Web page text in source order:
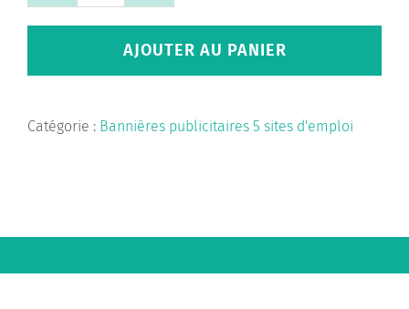
de
Bannières
publicitaires
|
AJOUTER AU PANIER
Catégorie : Bannières publicitaires 5 sites d'emploi